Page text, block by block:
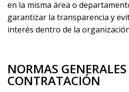
en la misma área o
garantizar la transparencia y
interés dentro de la
NORMAS GENERALES
CONTRATACIÓN